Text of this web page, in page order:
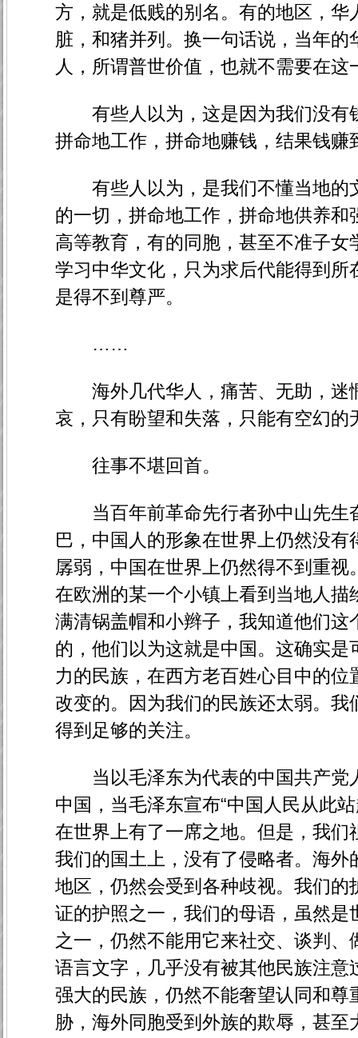
方，就是低贱的别名。有的地区，
脏，和猪并列。换一句话说，当年
人，所谓普世价值，也就不需要在这
有些人以为，这是因为我们没有
拼命地工作，拼命地赚钱，结果钱
有些人以为，是我们不懂当地的
的一切，拼命地工作，拼命地供养
高等教育，有的同胞，甚至不准子
学习中华文化，只为求后代能得到
是得不到尊严。
……
海外几代华人，痛苦、无助，迷
哀，只有盼望和失落，只能有空幻的
往事不堪回首。
当百年前革命先行者孙中山先生
巴，中国人的形象在世界上仍然没
孱弱，中国在世界上仍然得不到重
在欧洲的某一个小镇上看到当地人
满清锅盖帽和小辫子，我知道他们这
的，他们以为这就是中国。这确实
力的民族，在西方老百姓心目中的
改变的。因为我们的民族还太弱。
得到足够的关注。
当以毛泽东为代表的中国共产党
中国，当毛泽东宣布“中国人民从此
在世界上有了一席之地。但是，我
我们的国土上，没有了侵略者。海
地区，仍然会受到各种歧视。我们
证的护照之一，我们的母语，虽然
之一，仍然不能用它来社交、谈判
语言文字，几乎没有被其他民族注
强大的民族，仍然不能奢望认同和
胁，海外同胞受到外族的欺辱，甚